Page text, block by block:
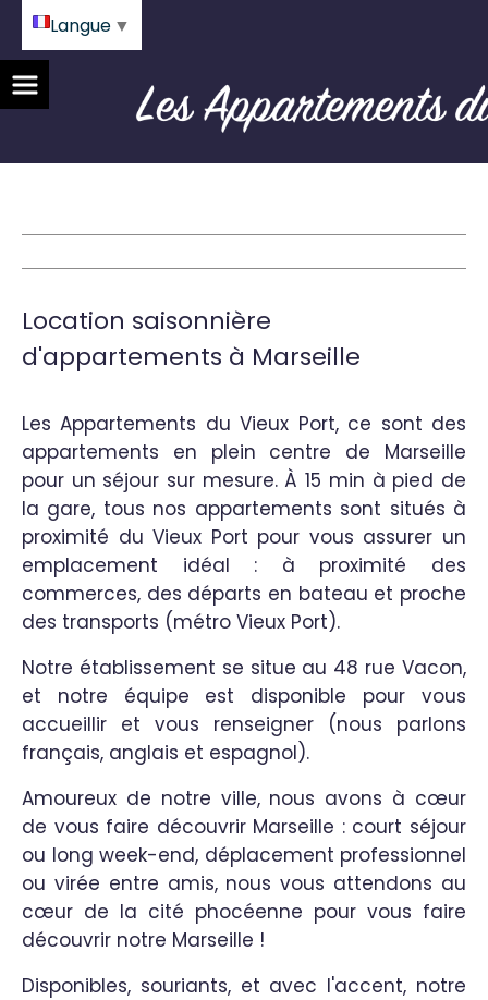
Location saisonnière
d'appartements à Marseille
Les Appartements du Vieux Port, ce sont des
appartements en plein centre de Marseille
pour un séjour sur mesure. À 15 min à pied de
la gare, tous nos appartements sont situés à
proximité du Vieux Port pour vous assurer un
emplacement idéal : à proximité des
commerces, des départs en bateau et proche
des transports (métro Vieux Port).
Notre établissement se situe au 48 rue Vacon,
et notre équipe est disponible pour vous
accueillir et vous renseigner (nous parlons
français, anglais et espagnol).
Amoureux de notre ville, nous avons à cœur
de vous faire découvrir Marseille : court séjour
ou long week-end, déplacement professionnel
ou virée entre amis, nous vous attendons au
cœur de la cité phocéenne pour vous faire
découvrir notre Marseille !
Disponibles, souriants, et avec l'accent, notre
Langue ▼